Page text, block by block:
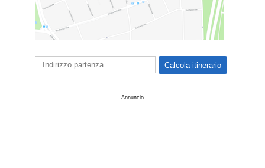
Annuncio